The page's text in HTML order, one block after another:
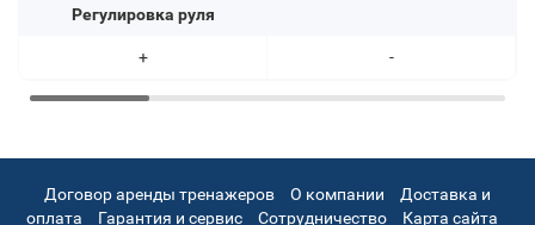
Регулировка руля
+ -
Договор аренды тренажеров О компании
Доставка и
оплата
Гарантия и сервис Сотрудничество Карта сайта